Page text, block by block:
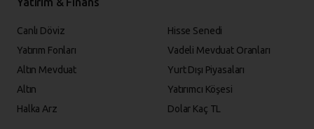
Canlı Döviz
Yatırım Fonları
Altın Mevduat
Altın
Halka Arz
Hisse Senedi
Vadeli Mevduat Oranları
Yurt Dışı Piyasaları
Yatırımcı Köşesi
Dolar Kaç TL